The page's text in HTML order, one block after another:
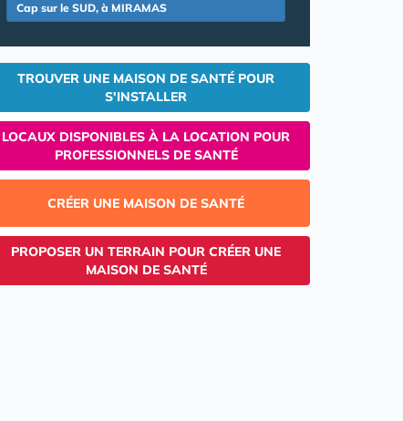
Cap sur le SUD, à MIRAMAS
TROUVER UNE MAISON DE SANTÉ POUR
S'INSTALLER
LOCAUX DISPONIBLES À LA LOCATION POUR
PROFESSIONNELS DE SANTÉ
CRÉER UNE MAISON DE SANTÉ
PROPOSER UN TERRAIN POUR CRÉER UNE
MAISON DE SANTÉ